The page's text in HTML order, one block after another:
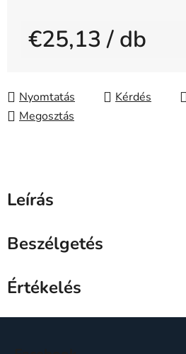
€25,13/ db
Nyomtatás
Kérdés
Megosztás
Leírás
Beszélgetés
Értékelés